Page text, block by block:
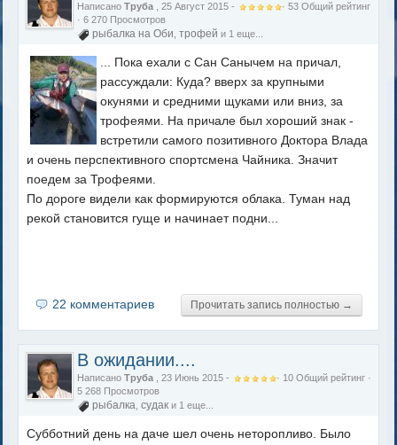
НаписаноТруба , 25 Август 2015 - ·53 Общий рейтинг
· 6 270 Просмотров
рыбалка на Оби ,трофей и 1 еще...
... Пока ехали с Сан Санычем на причал,
рассуждали: Куда? вверх за крупными
окунями и средними щуками или вниз, за
трофеями. На причале был хороший знак -
встретили самого позитивного Доктора Влада
и очень перспективного спортсмена Чайника. Значит
поедем за Трофеями.
По дороге видели как формируются облака. Туман над
рекой становится гуще и начинает подни...
Прочитать запись полностью →
22 комментариев
В ожидании....
НаписаноТруба , 23 Июнь 2015 - · 10 Общий рейтинг ·
5 268 Просмотров
рыбалка ,судак и 1 еще...
Субботний день на даче шел очень неторопливо. Было